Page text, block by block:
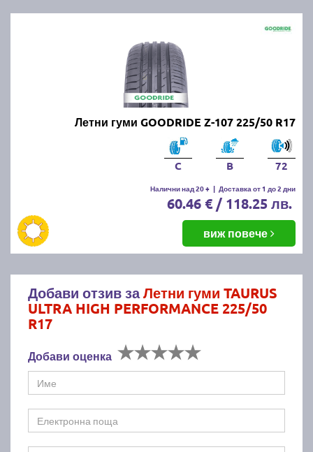
Летни гуми GOODRIDE Z-107 225/50 R17
C B 72
Налични над 20 + | Доставка от 1 до 2 дни
60.46 € / 118.25 лв.
виж повече
Добави отзив заЛетни гуми TAURUS
ULTRA HIGH PERFORMANCE 225/50
R17
Добави оценка